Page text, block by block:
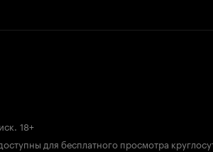
. 18+
для бесплатного просмотра